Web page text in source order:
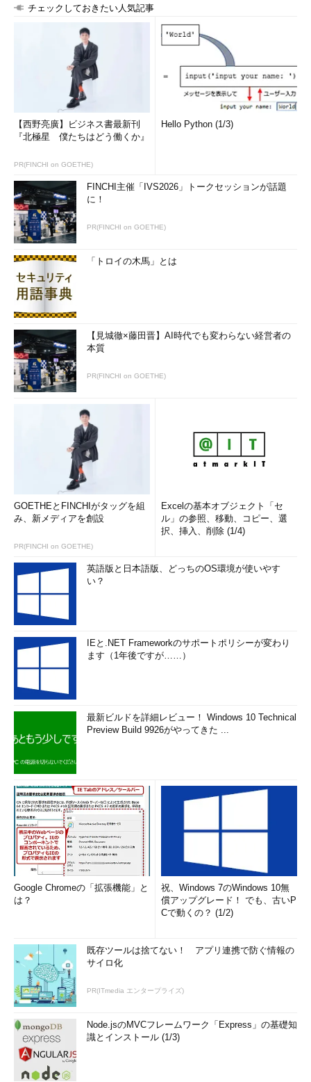
チェックしておきたい人気記事
【西野亮廣】ビジネス書最新刊
『北極星 僕たちはどう働くか』
PR(FINCHI on GOETHE)
Hello Python (1/3)
FINCHI主催「IVS2026」トークセッションが話題
に！
PR(FINCHI on GOETHE)
「トロイの木馬」とは
【見城徹×藤田晋】AI時代でも変わらない経営者の
本質
PR(FINCHI on GOETHE)
GOETHEとFINCHIがタッグを組
み、新メディアを創設
PR(FINCHI on GOETHE)
Excelの基本オブジェクト「セ
ル」の参照、移動、コピー、選
択、挿入、削除 (1/4)
英語版と日本語版、どっちのOS環境が使いやす
い？
IEと.NET Frameworkのサポートポリシーが変わり
ます（1年後ですが……）
最新ビルドを詳細レビュー！ Windows 10 Technical
Preview Build 9926がやってきた ...
Google Chromeの「拡張機能」と
は？
祝、Windows 7のWindows 10無
償アップグレード！ でも、古いP
Cで動くの？ (1/2)
既存ツールは捨てない！ アプリ連携で防ぐ情報の
サイロ化
PR(ITmedia エンタープライズ)
Node.jsのMVCフレームワーク「Express」の基礎知
識とインストール (1/3)